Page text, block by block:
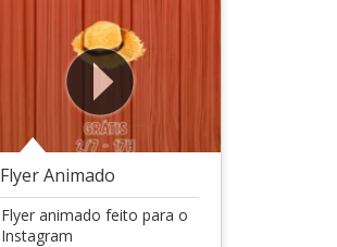
Flyer Animado
Flyer animado feito para o
Instagram